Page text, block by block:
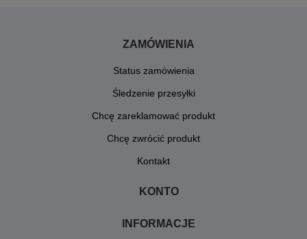
ZAMÓWIENIA
Status zamówienia
Śledzenie przesyłki
Chcę zareklamować produkt
Chcę zwrócić produkt
Kontakt
KONTO
INFORMACJE